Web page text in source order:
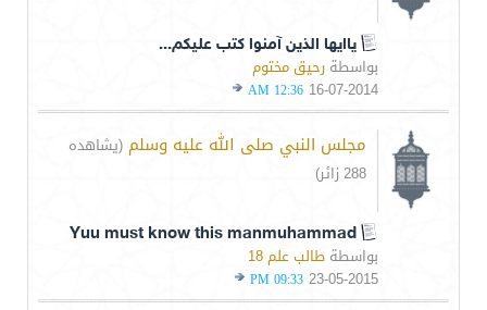
ياايها الذين آمنوا كتب عليكم...
بواسطة رحيق مختوم
16-07-2014
12:36 AM
مجلس النبي صلى الله عليه وسلم (يشاهده
288 زائر)
Yuu must know this manmuhammad
بواسطة طالب علم 18
23-05-2015
09:33 PM